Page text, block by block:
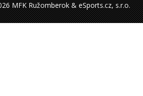
MFK Ružomberok & eSports.cz, s.r.o.